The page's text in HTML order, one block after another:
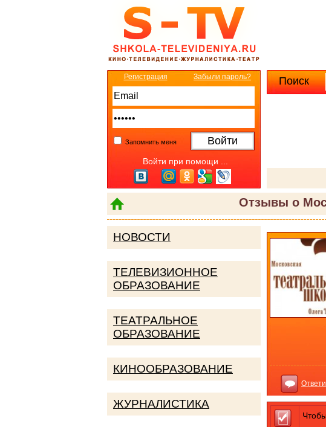
Поиск
Отзывы о
Регистрация Забыли пароль?
Запомнить меня
Войти при помощи ...
НОВОСТИ
ТЕЛЕВИЗИОННОЕ
ОБРАЗОВАНИЕ
ТЕАТРАЛЬНОЕ
ОБРАЗОВАНИЕ
КИНООБРАЗОВАНИЕ
ЖУРНАЛИСТИКА